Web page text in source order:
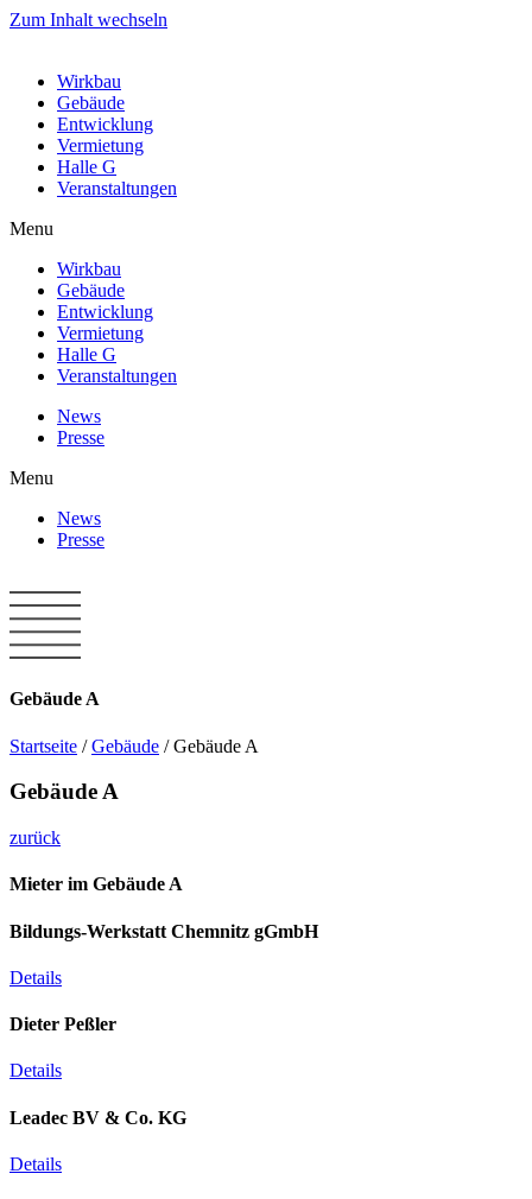
Zum Inhalt wechseln
Wirkbau
Gebäude
Entwicklung
Vermietung
Halle G
Veranstaltungen
Menu
Wirkbau
Gebäude
Entwicklung
Vermietung
Halle G
Veranstaltungen
News
Presse
Menu
News
Presse
Gebäude A
Startseite /Gebäude /Gebäude A
Gebäude A
zurück
Mieter im Gebäude A
Bildungs-Werkstatt Chemnitz gGmbH
Details
Dieter Peßler
Details
Leadec BV & Co. KG
Details